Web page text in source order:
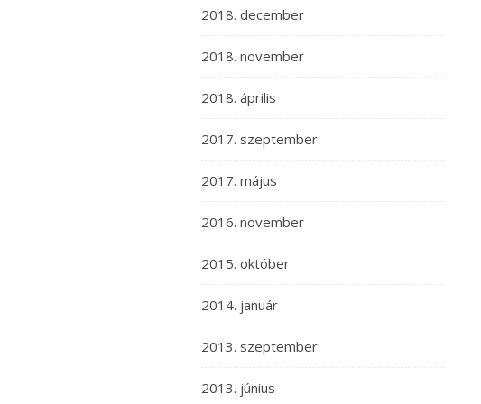
2018. december
2018. november
2018. április
2017. szeptember
2017. május
2016. november
2015. október
2014. január
2013. szeptember
2013. június